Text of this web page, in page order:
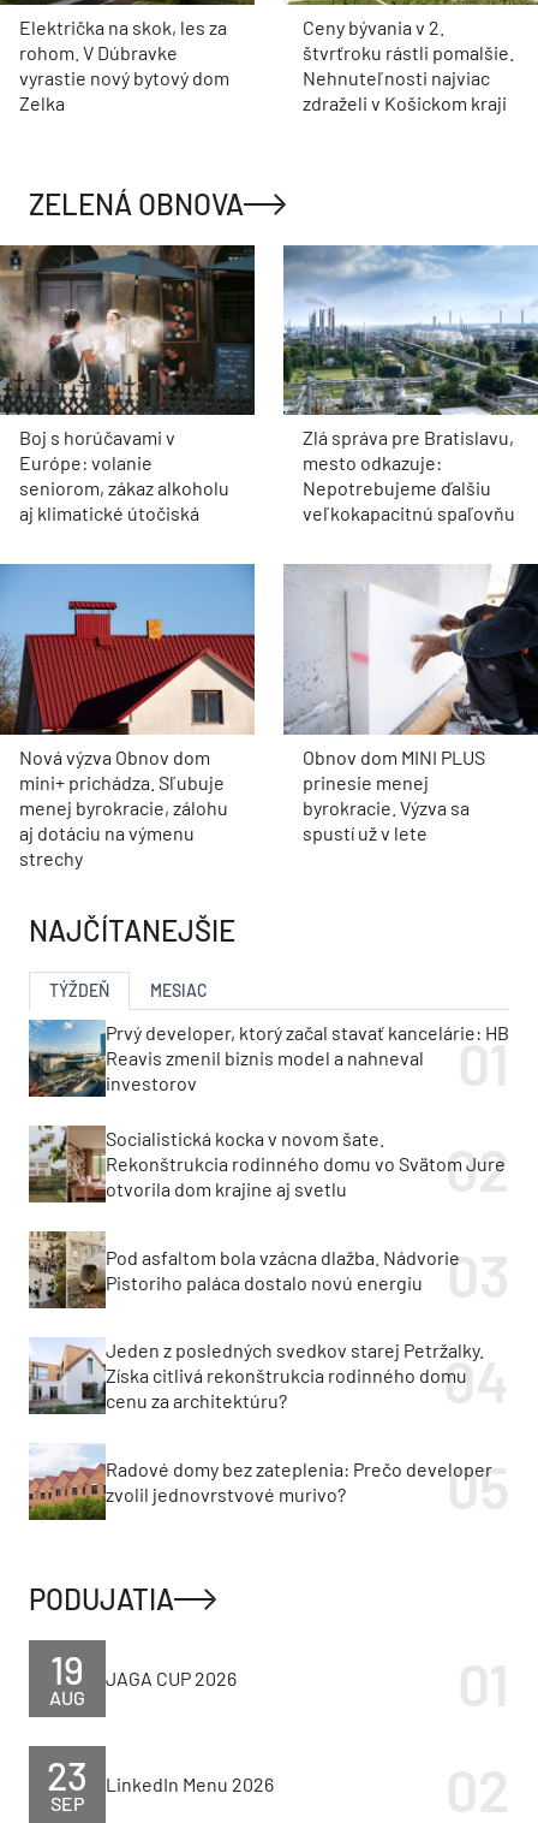
Električka na skok, les za
rohom. V Dúbravke
vyrastie nový bytový dom
Zelka
Ceny bývania v 2.
štvrťroku rástli pomalšie.
Nehnuteľnosti najviac
zdraželi v Košickom kraji
ZELENÁ OBNOVA
Boj s horúčavami v
Európe: volanie
seniorom, zákaz alkoholu
aj klimatické útočiská
Zlá správa pre Bratislavu,
mesto odkazuje:
Nepotrebujeme ďalšiu
veľkokapacitnú spaľovňu
Nová výzva Obnov dom
mini+ prichádza. Sľubuje
menej byrokracie, zálohu
aj dotáciu na výmenu
strechy
Obnov dom MINI PLUS
prinesie menej
byrokracie. Výzva sa
spustí už v lete
NAJČÍTANEJŠIE
TÝŽDEŇ MESIAC
Prvý developer, ktorý začal stavať kancelárie: HB
Reavis zmenil biznis model a nahneval
investorov
Socialistická kocka v novom šate.
Rekonštrukcia rodinného domu vo Svätom Jure
otvorila dom krajine aj svetlu
Pod asfaltom bola vzácna dlažba. Nádvorie
Pistoriho paláca dostalo novú energiu
Jeden z posledných svedkov starej Petržalky.
Získa citlivá rekonštrukcia rodinného domu
cenu za architektúru?
Radové domy bez zateplenia: Prečo developer
zvolil jednovrstvové murivo?
PODUJATIA
AUG
19 JAGA CUP 2026
SEP
23 LinkedIn Menu 2026